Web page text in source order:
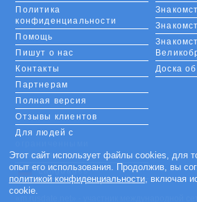
Политика
конфиденциальности
Помощь
Пишут о нас
Контакты
Партнерам
Полная версия
Отзывы клиентов
Для людей с
возможностями
Languages
Доска
Этот сайт использует файлы cookies, для
опыт его использования. Продолжив, вы
политикой конфиденциальности, включая
cookie.